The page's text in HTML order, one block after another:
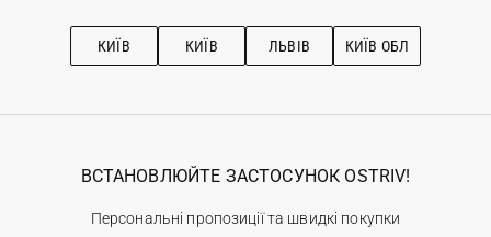
Рекомендації з догляду
КИЇВ КИЇВ ЛЬВІВ КИЇВ ОБЛ
ВСТАНОВЛЮЙТЕ ЗАСТОСУНОК OSTRIV!
Персональні пропозиції та швидкі покупки